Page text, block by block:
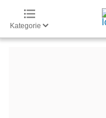
Kategorie